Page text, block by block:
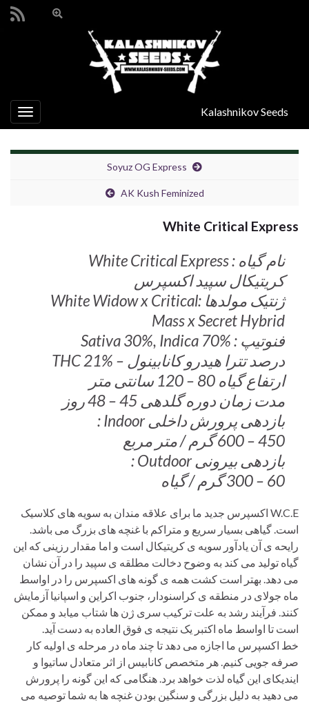
Toggle
Kalashnikov Seeds
Soyuz OG Express
AK Kush Feminized
White Critical Express
نام گیاه : White Critical Express
کریتیکال سپید اکسپرس
ژنتیک مولدها :White Widow x Critical
Mass x Secret Hybrid
فنوتیپ : Sativa 30%, Indica 70%
درصد تترا هیدرو کانابینول – THC 21%
ارتفاع گیاه 80 – 120 سانتی متر
مدت زمان دوره گلدهی 45 – 48 روز
بازدهی پرورش داخلی Indoor :
450 – 600 گرم / متر مربع
بازدهی بیرونی Outdoor :
60 – 300 گرم / گیاه
W.C.E اکسپرس جدید ما برای علاقه مندان به سویه های کلاسیک
است. گیاهی بسیار سریع و متراکم با غنچه های بزرگ می باشد.
رایحه ی آن یادآور سویه ی کریتیکال است و اما مقدار رزینی که این
گیاه تولید می کند به وضوح دخالت مطلقه ی سپید را در آن نشان
می دهد. بهتر است کشت همه ی گونه های اکسپرس را در اواسط
ماه جولای در منطقه ی کراسنودار، جنوب اکراین و اسپانیا آزمایش
کنند. فرآیند رشد به علت ترکیب سری ژن ها شتاب میابد و ممکن
است تا اواسط ماه اکتبر یک نتیجه ی فوق العاده به دست آید.
خط اکسپرس ما اجازه می دهد تا چند ماه در مرحله ی اولیه کار
صرفه جویی کنیم. هر متخصص کانابیس از اثر متعادل ساتیوا و
ایندیکای این گیاه لذت خواهد برد. هنگامی که این گونه را پرورش
می دهید به دلیل بزرگی و سنگین بودن غنچه ها به شما توصیه می